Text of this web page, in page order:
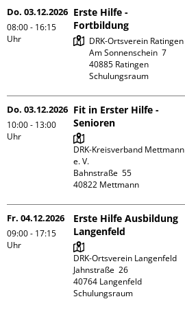
Do. 03.12.2026
08:00 - 16:15
Uhr
Erste Hilfe -
Fortbildung
DRK-Ortsverein Ratingen
Am Sonnenschein  7
40885 Ratingen
Schulungsraum
Do. 03.12.2026
10:00 - 13:00
Uhr
Fit in Erster Hilfe -
Senioren
DRK-Kreisverband Mettmann
e. V.
Bahnstraße  55
Fr. 04.12.2026
09:00 - 17:15
Uhr
Erste Hilfe Ausbildung
Langenfeld
DRK-Ortsverein Langenfeld
Jahnstraße  26
40764 Langenfeld
Schulungsraum